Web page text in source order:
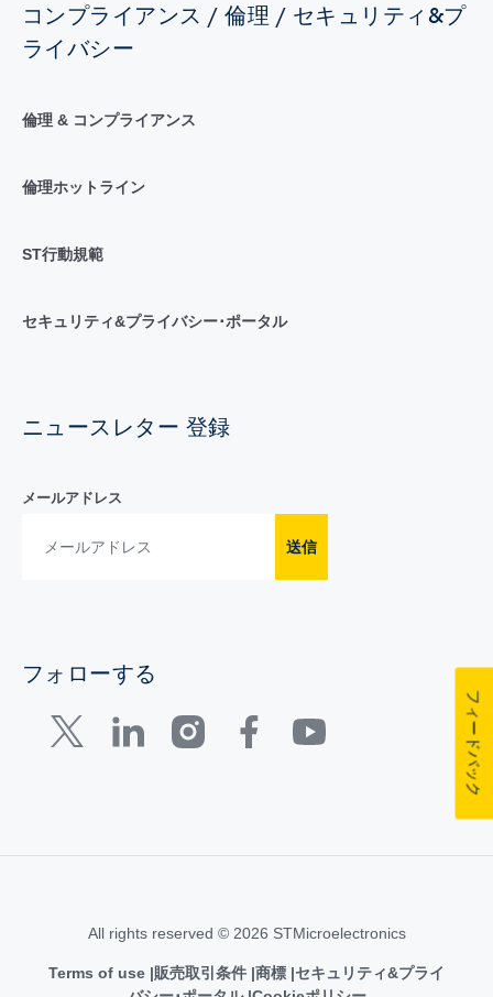
コンプライアンス / 倫理 / セキュリティ&プ
ライバシー
倫理 & コンプライアンス
倫理ホットライン
ST行動規範
セキュリティ&プライバシー･ポータル
ニュースレター 登録
メールアドレス
送信
フォローする
All rights reserved © 2026 STMicroelectronics
Terms of use 販売取引条件 商標 セキュリティ&プライ
フィードバック